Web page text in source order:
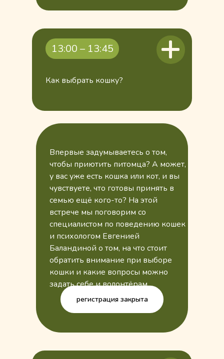
Как выбрать кошку?
13:00 – 13:45
Впервые задумываетесь о том,
чтобы приютить питомца? А может,
у вас уже есть кошка или кот, и вы
чувствуете, что готовы принять в
семью ещё кого-то? На этой
встрече мы поговорим со
специалистом по поведению кошек
и психологом Евгенией
Баландиной о том, на что стоит
обратить внимание при выборе
кошки и какие вопросы можно
задать себе и волонтёрам.
регистрация закрыта